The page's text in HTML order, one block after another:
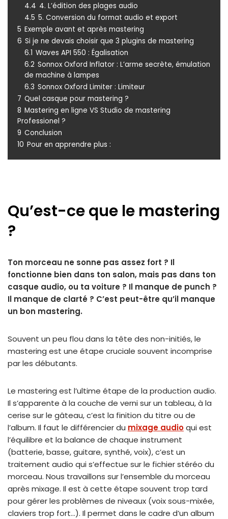
4.4 4. L’édition des plages audio
4.5 5. Conversion du format audio et export
5 Exemple avant et après mastering
6 Si je ne devais choisir que 3 plugins de mastering
6.1 Waves API 550 : Égalisation
6.2 Sonnox Oxford Inflator : L’arme secrète, émulation
de machine à lampes
6.3 Sonnox Oxford Limiter : Limiteur
7 Quel casque pour mastering ?
8 Mastering en ligne VS Studio de mastering
Professionel ?
9 Conclusion
10 Pour en apprendre plus :
Qu’est-ce que le mastering
?
Ton morceau ne sonne pas assez fort ? Il
fonctionne bien dans ton salon, mais pas dans ton
casque audio, ou ta voiture ? Il manque de punch ?
Il manque de clarté ? C’est peut-être qu’il manque
un bon mastering.
Souvent un peu flou dans la tête des non-initiés, le
mastering est une étape cruciale souvent incomprise
par les débutants.
Le mastering est l’ultime étape de la production audio.
Il s’apparente à la couche de verni sur un tableau, à la
cerise sur le gâteau, c’est la finition du titre ou de
l’album. Il faut le différencier du mixage audioqui est
l’équilibre et la balance de chaque instrument
(batterie, basse, guitare, synthé, voix), c’est un
traitement audio qui s’effectue sur le fichier stéréo du
morceau. Nous travaillons sur l’ensemble du morceau
après mixage. Il est à cette étape souvent trop tard
pour gérer les problèmes de niveaux (voix sous-mixée,
claviers trop fort…). Il permet dans le cadre d’un album